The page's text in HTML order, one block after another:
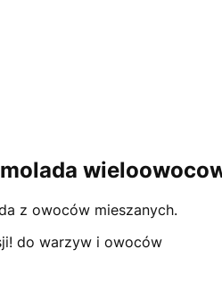
z owoców mieszanych.
do warzyw i owoców